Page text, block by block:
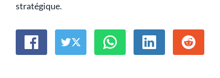
stratégique.